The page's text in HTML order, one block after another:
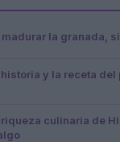
madurar la granada,
y la receta del
riqueza culinaria de